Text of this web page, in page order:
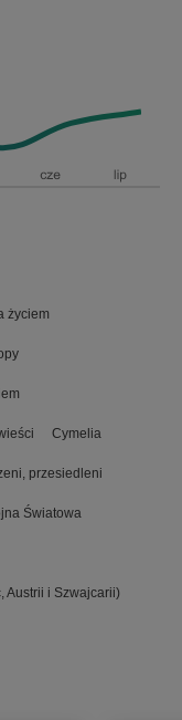
życiem
Cymelia
przesiedleni
Światowa
Austrii i Szwajcarii)